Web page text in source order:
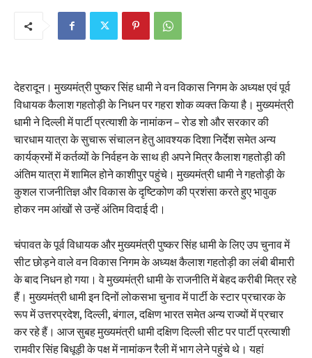
देहरादून। मुख्यमंत्री पुष्कर सिंह धामी ने वन विकास निगम के अध्यक्ष एवं पूर्व
विधायक कैलाश गहतोड़ी के निधन पर गहरा शोक व्यक्त किया है। मुख्यमंत्री
धामी ने दिल्ली में पार्टी प्रत्याशी के नामांकन – रोड शो और सरकार की
चारधाम यात्रा के सुचारू संचालन हेतु आवश्यक दिशा निर्देश समेत अन्य
कार्यक्रमों में कर्तव्यों के निर्वहन के साथ ही अपने मित्र कैलाश गहतोड़ी की
अंतिम यात्रा में शामिल होने काशीपुर पहुंचे। मुख्यमंत्री धामी ने गहतोड़ी के
कुशल राजनीतिज्ञ और विकास के दृष्टिकोण की प्रशंसा करते हुए भावुक
होकर नम आंखों से उन्हें अंतिम विदाई दी।
चंपावत के पूर्व विधायक और मुख्यमंत्री पुष्कर सिंह धामी के लिए उप चुनाव में
सीट छोड़ने वाले वन विकास निगम के अध्यक्ष कैलाश गहतोड़ी का लंबी बीमारी
के बाद निधन हो गया। वे मुख्यमंत्री धामी के राजनीति में बेहद करीबी मित्र रहे
हैं। मुख्यमंत्री धामी इन दिनों लोकसभा चुनाव में पार्टी के स्टार प्रचारक के
रूप में उत्तरप्रदेश, दिल्ली, बंगाल, दक्षिण भारत समेत अन्य राज्यों में प्रचार
कर रहे हैं। आज सुबह मुख्यमंत्री धामी दक्षिण दिल्ली सीट पर पार्टी प्रत्याशी
रामवीर सिंह बिधूड़ी के पक्ष में नामांकन रैली में भाग लेने पहुंचे थे। यहां